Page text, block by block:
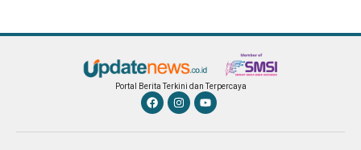
Portal Berita Terkini dan Terpercaya